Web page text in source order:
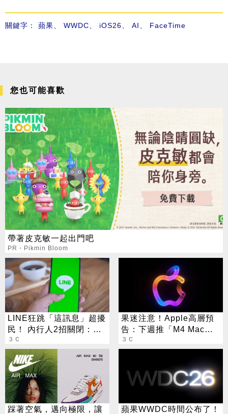
關鍵字： 蘋果、 WWDC、 iOS26、 AI、 FaceTime
您也可能喜歡
帶著皮克敏一起出門吧
PR・Pikmin Bloom
LINE狂跳「這訊息」超擾
民！ 內行人2招關閉：不
用刪好友
３Ｃ
果迷注意！Apple高層預
告：下週推「M4 Mac」
系列新品
３Ｃ
踩著空氣，邁向極限，讓
蘋果WWDC時間公布了！